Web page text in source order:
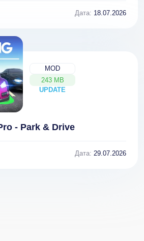
Дата: 18.07.2026
MOD
243 MB
UPDATE
NEW
- Park & Drive
Дата: 29.07.2026